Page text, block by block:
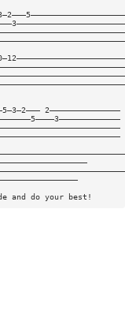
2———————————————
and do your best!